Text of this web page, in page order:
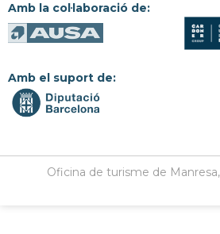
Amb la col·laboració de:
Amb el suport de:
Oficina de turisme de